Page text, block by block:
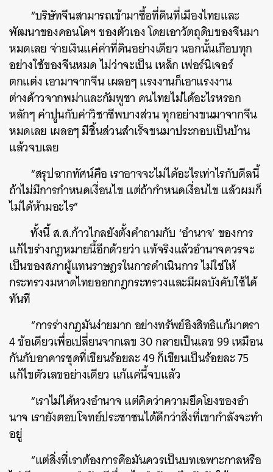
“บริษัทจีนสามารถเข้ามาซื้อที่ดินที่เมืองไทยและ
พัฒนาของคอนโดฯ ของตัวเอง โดยเอาวัตถุดิบของจีนมา
หมดเลย จ่ายเงินแค่ค่าที่ดินอย่างเดียว นอกนั้นเกือบทุก
อย่างใช้ของจีนหมด ไม่ว่าจะเป็น เหล็ก เฟอร์นิเจอร์
ตกแต่ง เอามาจากจีน เผลอๆ แรงงานก็เอาแรงงาน
ต่างด้าวจากพม่าและกัมพูชา คนไทยไม่ได้อะไรหรอก
หลักๆ ค่าปูนกับค่าวิชาชีพบางส่วน ทุกอย่างขนมาจากจีน
หมดเลย เผลอๆ มีชิ้นส่วนสำเร็จขนมาประกอบเป็นบ้าน
แล้วจบเลย
“สรุปฉากทัศน์คือ เราอาจจะไม่ได้อะไรเท่าไรกับดีลนี้
ถ้าไม่มีการกําหนดเงื่อนไข แต่ถ้ากําหนดเงื่อนไข แล้วผมก็
ไม่ได้ห้ามอะไร”
ทั้งนี้ ส.ส.ก้าวไกลยังตั้งคำถามกับ ‘อำนาจ’ ของการ
แก้ไขร่างกฎหมายนี้อีกด้วยว่า แท้จริงแล้วอำนาจควรจะ
เป็นของสภาผู้แทนราษฎรในการดำเนินการ ไม่ใช่ให้
กระทรวงมหาดไทยออกกฎกระทรวงและมีผลบังคับใช้ได้
ทันที
“การร่างกฎมันง่ายมาก อย่างทรัพย์อิงสิทธิแก้มาตรา
4 ข้อเดียวเพื่อเปลี่ยนจากเลข 30 กลายเป็นเลข 99 เหมือน
กันกับอาคารชุดที่เขียนร้อยละ 49 ก็เขียนเป็นร้อยละ 75
แก้ไขตัวเลขอย่างเดียว แก้แค่นี้จบแล้ว
“เราไม่ได้หวงอํานาจ แต่คิดว่าความยึดโยงของอํา
นาจ เรายังตอบโจทย์ประชาชนได้ดีกว่าสิ่งที่เขากําลังจะทํา
อยู่
“แต่สิ่งที่เราต้องการคือมันควรเป็นบทเฉพาะกาลหรือ